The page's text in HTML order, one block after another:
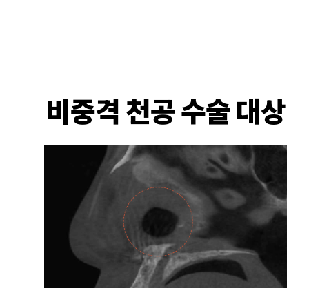
비중격 천공 수술 대상